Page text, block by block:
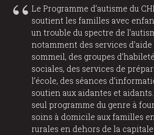
Le Programme d’autisme du
soutient les familles avec
un trouble du spectre de
notamment des services d’aide
sommeil, des groupes
sociales, des services de
l’école, des séances
soutien aux aidantes et aidants.
seul programme du genre à
soins à domicile aux familles
rurales en dehors de la capitale